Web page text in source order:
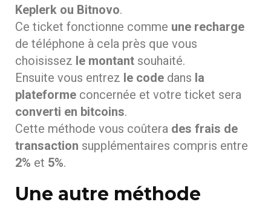
Keplerk ou Bitnovo.
Ce ticket fonctionne comme une recharge
de téléphone à cela près que vous
choisissez le montant souhaité.
Ensuite vous entrez le code dans la
plateforme concernée et votre ticket sera
converti en bitcoins.
Cette méthode vous coûtera des frais de
transaction supplémentaires compris entre
2% et 5%.
Une autre méthode